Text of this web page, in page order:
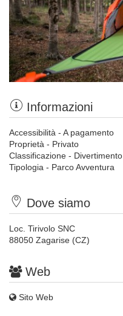
Informazioni
Accessibilità - A pagamento
Proprietà - Privato
Classificazione - Divertimento
Tipologia - Parco Avventura
Dove siamo
Loc. Tirivolo SNC
88050 Zagarise (CZ)
Web
Sito Web